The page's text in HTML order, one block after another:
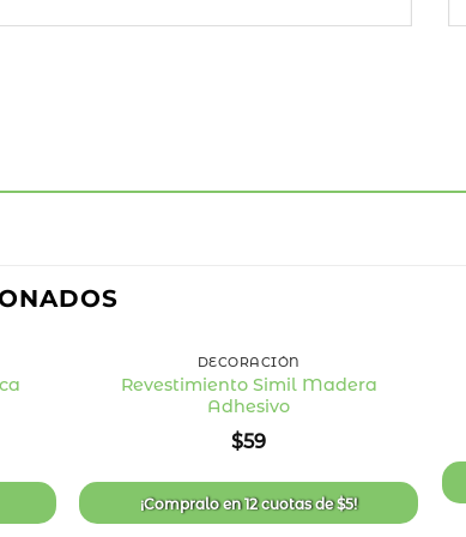
DECORACIÓN
Revestimiento Simil Madera
Adhesivo
$59
¡Compralo en12 cuotasde$5!